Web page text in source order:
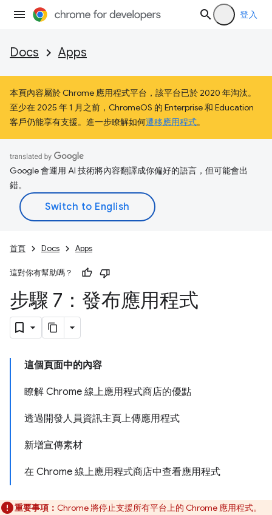
登入
Docs Apps
本頁內容屬於 Chrome 應用程式平台，該平台已於 2020 年淘汰。
至少在 2025 年 1 月之前，ChromeOS 的 Enterprise 和 Education
客戶仍能享有支援。進一步瞭解如何遷移應用程式。
Google 會運用 AI 技術將內容翻譯成你偏好的語言，但可能會出
錯。
首頁 Docs Apps
這對你有幫助嗎？
步驟 7：發布應用程式
這個頁面中的內容
瞭解 Chrome 線上應用程式商店的優點
透過開發人員資訊主頁上傳應用程式
新增宣傳素材
在 Chrome 線上應用程式商店中查看應用程式
重要事項： Chrome 將停止支援所有平台上的 Chrome 應用程式。